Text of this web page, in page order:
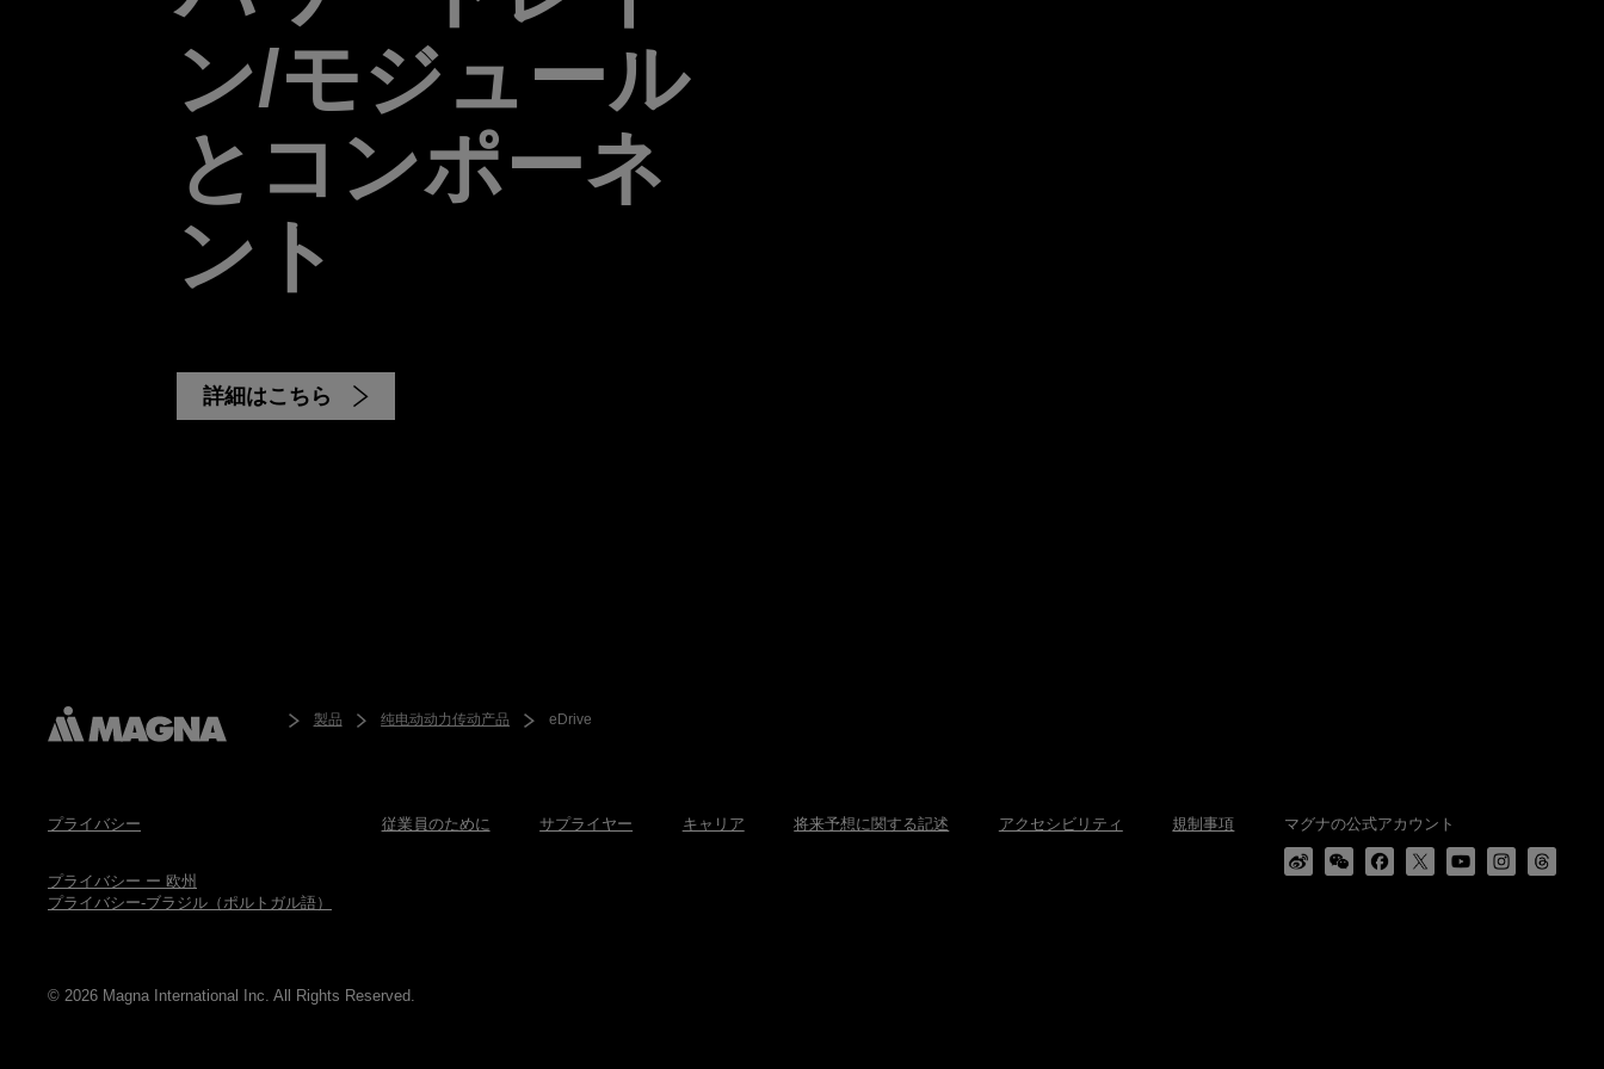
ン/モジュール
とコンポーネ
ント
詳細はこちら
製品 纯电动动力传动产品 eDrive
プライバシー
プライバシー ー 欧州
プライバシー-ブラジル（ポルトガル語）
従業員のために サプライヤー キャリア 将来予想に関する記述 アクセシビリティ 規制事項 マグナの公式アカウント
© 2026 Magna International Inc. All Rights Reserved.